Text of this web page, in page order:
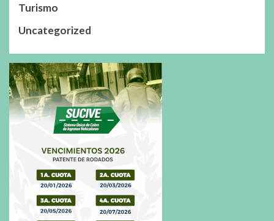
Turismo
Uncategorized